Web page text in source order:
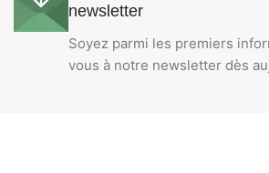
newsletter
Soyez parmi les premiers
vous à notre newsletter dès